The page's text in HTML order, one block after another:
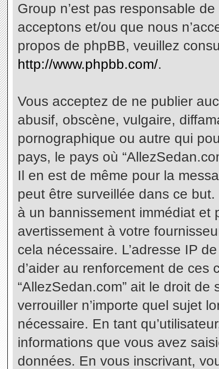
Group n’est pas responsable
acceptons et/ou que nous
propos de phpBB, veuillez
http://www.phpbb.com/.
Vous acceptez de ne publier
abusif, obscène, vulgaire,
pornographique ou autre qui
pays, le pays où
Il en est de même pour la
peut être surveillée dans ce
à un bannissement immédiat et
avertissement à votre
cela nécessaire. L’adresse IP
d’aider au renforcement de
“AllezSedan.com” ait le droit de
verrouiller n’importe quel sujet
nécessaire. En tant
informations que vous avez
données. En vous inscrivant,